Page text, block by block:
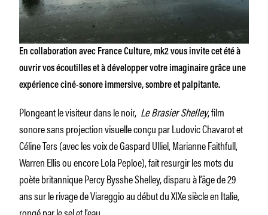
En collaboration avec France Culture, mk2 vous invite cet été à
ouvrir vos écoutilles et à développer votre imaginaire grâce une
expérience ciné-sonore immersive, sombre et palpitante.
Plongeant le visiteur dans le noir, Le Brasier Shelley, film
sonore sans projection visuelle conçu par Ludovic Chavarot et
Céline Ters (avec les voix de Gaspard Ulliel, Marianne Faithfull,
Warren Ellis ou encore Lola Peploe), fait resurgir les mots du
poète britannique Percy Bysshe Shelley, disparu à l’âge de 29
ans sur le rivage de Viareggio au début du XIXe siècle en Italie,
rongé par le sel et l’eau.